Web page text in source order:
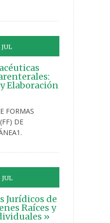
JUL
Elaboración
FORMAS
DE
JUL
Jurídicos de
Raíces y
»